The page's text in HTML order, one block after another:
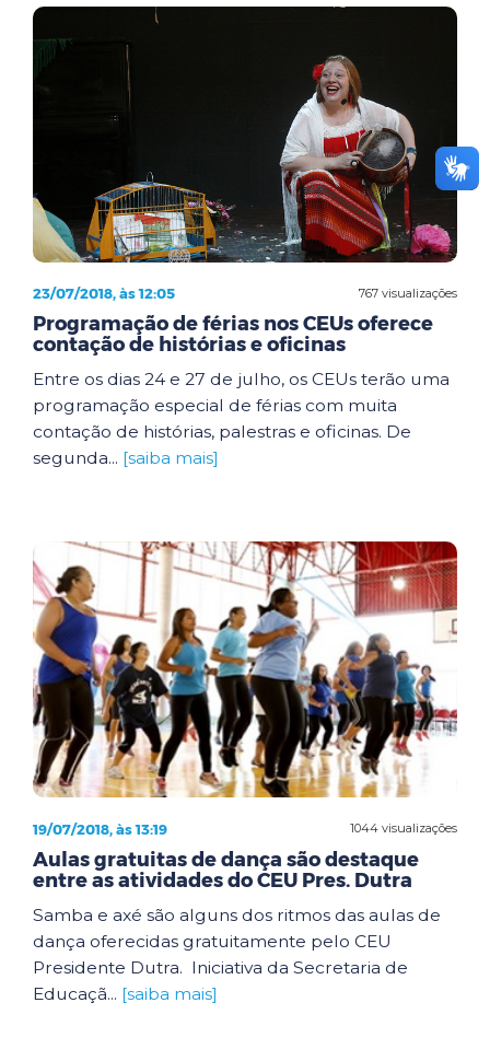
767 visualizações
23/07/2018, às 12:05
Programação de férias nos CEUs oferece
contação de histórias e oficinas
Entre os dias 24 e 27 de julho, os CEUs terão uma
programação especial de férias com muita
contação de histórias, palestras e oficinas. De
segunda... [saiba mais]
1044 visualizações
19/07/2018, às 13:19
Aulas gratuitas de dança são destaque
entre as atividades do CEU Pres. Dutra
Samba e axé são alguns dos ritmos das aulas de
dança oferecidas gratuitamente pelo CEU
Presidente Dutra. Iniciativa da Secretaria de
Educaçã... [saiba mais]